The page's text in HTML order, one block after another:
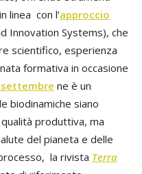
linea con l’approccio
Innovation Systems), che
scientifico, esperienza
formativa in occasione
ne è un
biodinamiche siano
produttiva, ma
del pianeta e delle
la rivista Terra